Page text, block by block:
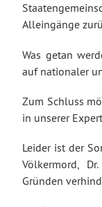
Alleingänge
Was getan
auf nationaler
Zum Schluss
in unserer
Leider ist der
Völkermord,
Gründen